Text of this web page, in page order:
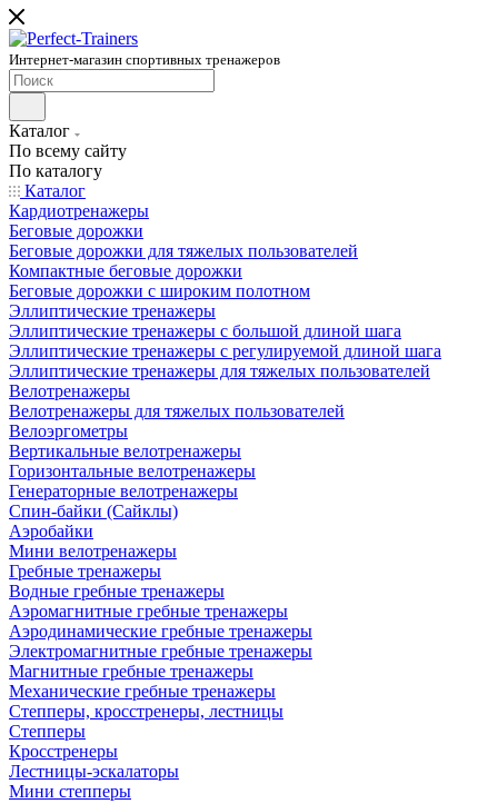
Интернет-магазин спортивных тренажеров
Каталог
По всему сайту
По каталогу
Каталог
Кардиотренажеры
Беговые дорожки
Беговые дорожки для тяжелых пользователей
Компактные беговые дорожки
Беговые дорожки с широким полотном
Эллиптические тренажеры
Эллиптические тренажеры с большой длиной шага
Эллиптические тренажеры с регулируемой длиной шага
Эллиптические тренажеры для тяжелых пользователей
Велотренажеры
Велотренажеры для тяжелых пользователей
Велоэргометры
Вертикальные велотренажеры
Горизонтальные велотренажеры
Генераторные велотренажеры
Спин-байки (Сайклы)
Аэробайки
Мини велотренажеры
Гребные тренажеры
Водные гребные тренажеры
Аэромагнитные гребные тренажеры
Аэродинамические гребные тренажеры
Электромагнитные гребные тренажеры
Магнитные гребные тренажеры
Механические гребные тренажеры
Степперы, кросстренеры, лестницы
Степперы
Кросстренеры
Лестницы-эскалаторы
Мини степперы